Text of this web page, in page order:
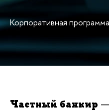
Корпоративная
Частный банкир